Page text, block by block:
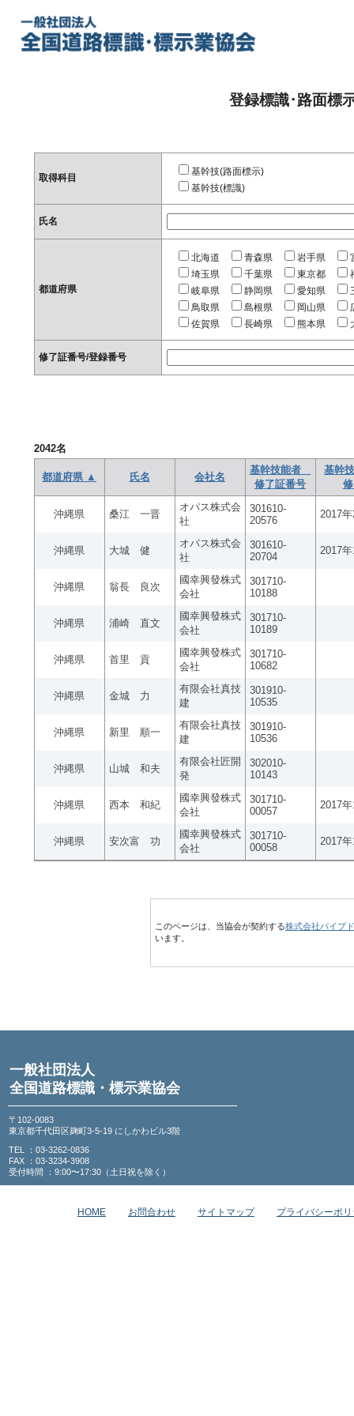
登録標識･路面標
取得科目
基幹技(路面標示)
基幹技(標識)
氏名
都道府県
北海道 青森県 岩手県
埼玉県
千葉県 東京都
岐阜県
静岡県 愛知県
鳥取県
島根県 岡山県
佐賀県
長崎県 熊本県
修了証番号/登録番号
2042名
都道府県 ▲ 氏名 会社名
基幹技能者
修了証番号
基幹
沖縄県 桑江 一晋
オパス株式会
社
301610-
20576
2017
沖縄県 大城 健
オパス株式会
社
301610-
20704
2017
沖縄県 翁長 良次
國幸興發株式
会社
301710-
10188
沖縄県 浦崎 直文
國幸興發株式
会社
301710-
10189
沖縄県 首里 貢
國幸興發株式
会社
301710-
10682
沖縄県 金城 力
有限会社真技
建
301910-
10535
沖縄県 新里 順一
有限会社真技
建
301910-
10536
沖縄県 山城 和夫
有限会社匠開
発
302010-
10143
沖縄県 西本 和紀
國幸興發株式
会社
301710-
00057
2017
沖縄県 安次富 功
國幸興發株式
会社
301710-
00058
2017
このページは、当協会が契約する株式会社パイプ
います。
一般社団法人
全国道路標識・標示業協会
〒102-0083
東京都千代田区麹町3-5-19 にしかわビル3階
TEL ：03-3262-0836
FAX ：03-3234-3908
受付時間 ：9:00〜17:30（土日祝を除く）
HOME お問合わせ サイトマップ プライバシーポ